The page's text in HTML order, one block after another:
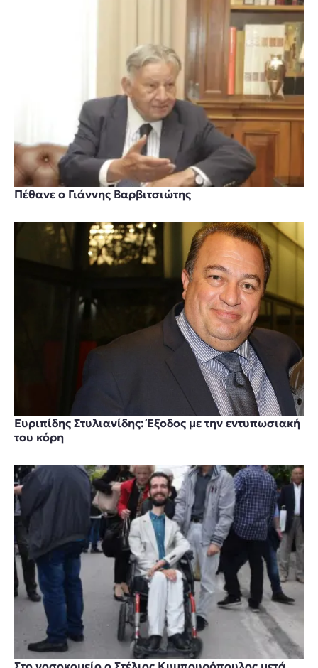
Πέθανε ο Γιάννης Βαρβιτσιώτης
Ευριπίδης Στυλιανίδης: Έξοδος με την εντυπωσιακή
του κόρη